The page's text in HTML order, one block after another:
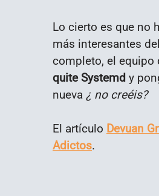
Lo cierto es que no
más interesantes
completo, el equipo
quite Systemd y
nueva ¿ no creéis?
El artículo Devuan
Adictos.